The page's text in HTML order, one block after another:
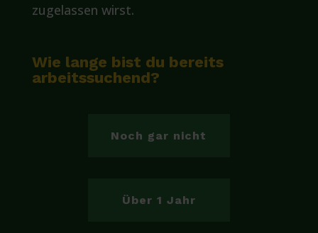
zugelassen wirst.
Wie lange bist du bereits
arbeitssuchend?
Noch gar nicht
Über 1 Jahr